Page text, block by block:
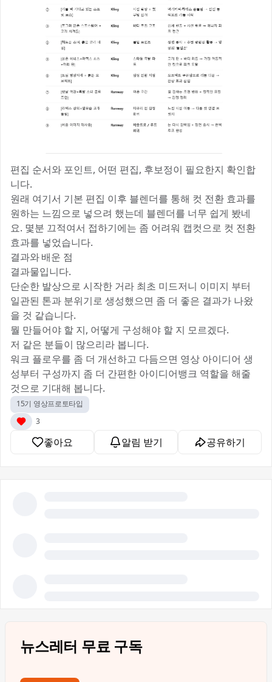
편집 순서와 포인트, 어떤 편집, 후보정이 필요한지 확인합
니다.
원래 여기서 기본 편집 이후 블렌더를 통해 컷 전환 효과를
원하는 느낌으로 넣으려 했는데 블렌더를 너무 쉽게 봤네
요. 몇분 끄적여서 접하기에는 좀 어려워 캡컷으로 컷 전환
효과를 넣었습니다.
결과와 배운 점
결과물입니다.
단순한 발상으로 시작한 거라 최초 미드저니 이미지 부터
일관된 톤과 분위기로 생성했으면 좀 더 좋은 결과가 나왔
을 것 같습니다.
뭘 만들어야 할 지, 어떻게 구성해야 할 지 모르겠다.
저 같은 분들이 많으리라 봅니다.
워크 플로우를 좀 더 개선하고 다듬으면 영상 아이디어 생
성부터 구성까지 좀 더 간편한 아이디어뱅크 역할을 해줄
것으로 기대해 봅니다.
15기 영상프로토타입
3
좋아요 알림 받기 공유하기
뉴스레터 무료 구독